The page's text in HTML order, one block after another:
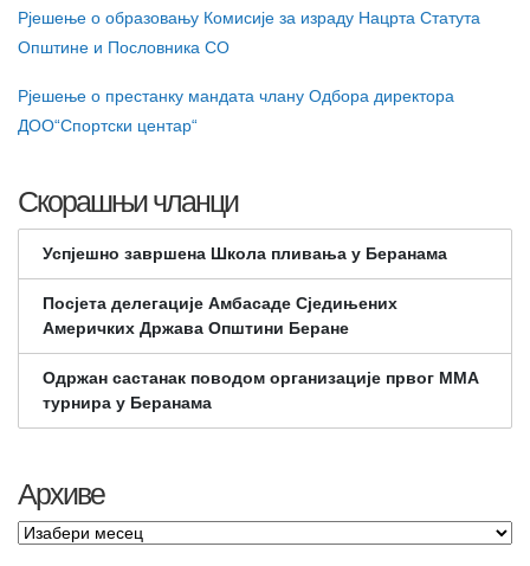
Рјешење о образовању Комисије за израду Нацрта Статута
Општине и Пословника СО
Рјешење о престанку мандата члану Одбора директора
ДОО“Спортски центар“
Скорашњи чланци
Успјешно завршена Школа пливања у Беранама
Посјета делегације Амбасаде Сједињених
Америчких Држава Општини Беране
Одржан састанак поводом организације првог ММА
турнира у Беранама
Архиве